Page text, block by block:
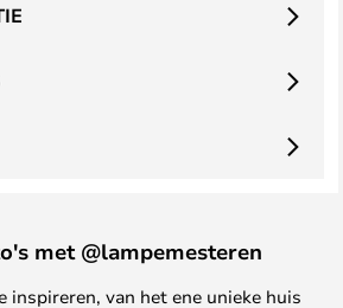
met @lampemesteren
inspireren, van het ene unieke huis